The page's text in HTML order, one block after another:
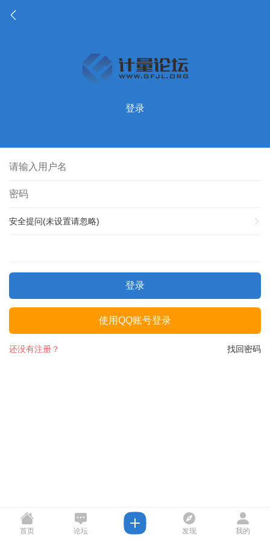
登录
安全提问(未设置请忽略)
登录
使用QQ账号登录
找回密码
还没有注册？
首页 论坛 发现 我的